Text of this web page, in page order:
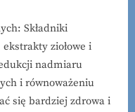
Składniki
ziołowe i
nadmiaru
i równoważeniu
się bardziej zdrowa i